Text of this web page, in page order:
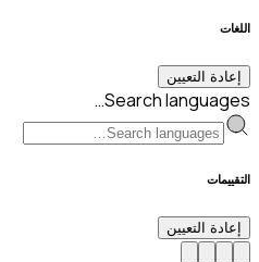
اللغات
إعادة التعيين
Search languages…
التقييمات
إعادة التعيين